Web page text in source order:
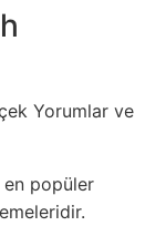
en popüler